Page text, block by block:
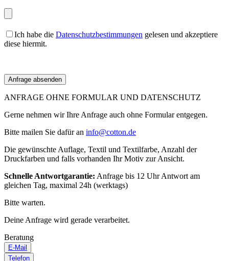
Ich habe die Datenschutzbestimmungen gelesen und akzeptiere
diese hiermit.
ANFRAGE OHNE FORMULAR UND DATENSCHUTZ
Gerne nehmen wir Ihre Anfrage auch ohne Formular entgegen.
Bitte mailen Sie dafür an info@cotton.de
Die gewünschte Auflage, Textil und Textilfarbe, Anzahl der
Druckfarben und falls vorhanden Ihr Motiv zur Ansicht.
Schnelle Antwortgarantie: Anfrage bis 12 Uhr Antwort am
gleichen Tag, maximal 24h (werktags)
Bitte warten.
Deine Anfrage wird gerade verarbeitet.
Beratung
E-Mail
Telefon